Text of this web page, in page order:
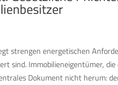
strengen energetischen
sind. Immobilieneigentümer,
Dokument nicht herum: